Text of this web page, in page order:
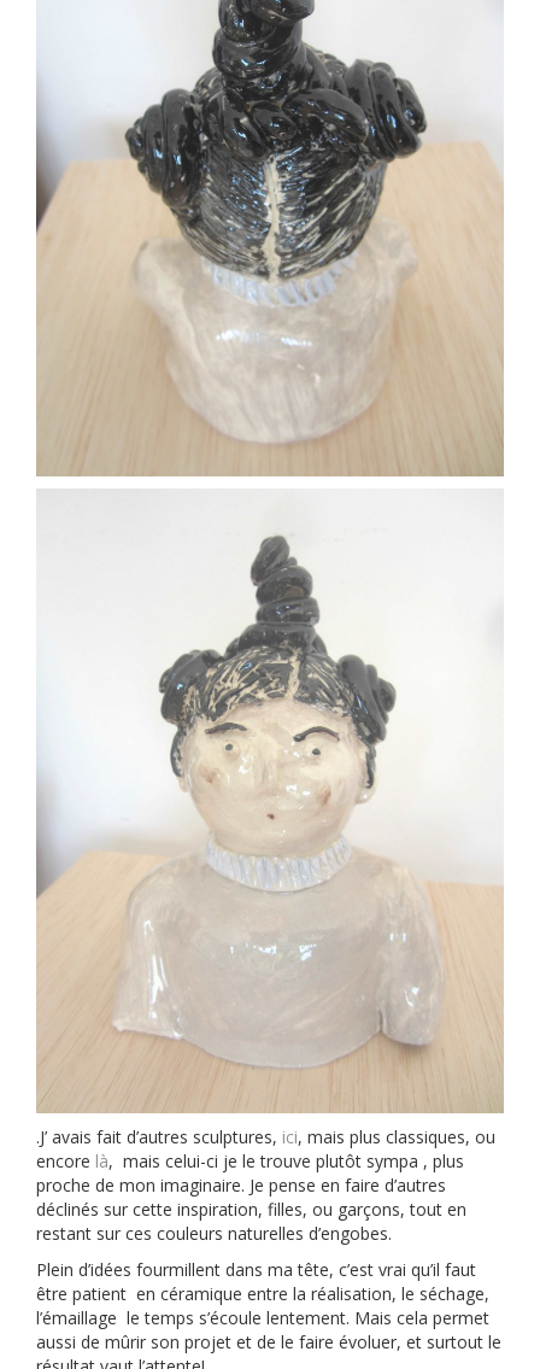
.J’ avais fait d’autres sculptures, ici, mais plus classiques, ou
encore là, mais celui-ci je le trouve plutôt sympa , plus
proche de mon imaginaire. Je pense en faire d’autres
déclinés sur cette inspiration, filles, ou garçons, tout en
restant sur ces couleurs naturelles d’engobes.
Plein d’idées fourmillent dans ma tête, c’est vrai qu’il faut
être patient en céramique entre la réalisation, le séchage,
l’émaillage le temps s’écoule lentement. Mais cela permet
aussi de mûrir son projet et de le faire évoluer, et surtout le